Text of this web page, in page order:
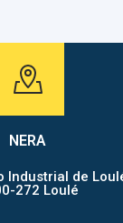
NERA
Industrial de
272 Loulé